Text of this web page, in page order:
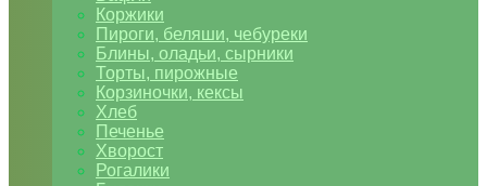
Коржики
Пироги, беляши, чебуреки
Блины, оладьи, сырники
Торты, пирожные
Корзиночки, кексы
Хлеб
Печенье
Хворост
Рогалики